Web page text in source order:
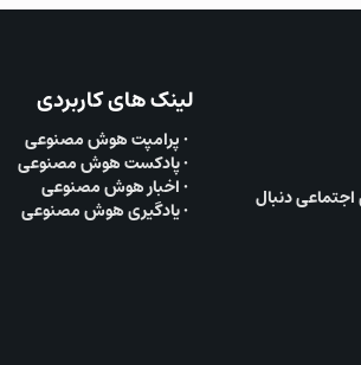
دنبال
لینک های کاربردی
• پرامپت هوش مصنوعی
• پادکست هوش مصنوعی
• اخبار هوش مصنوعی
• یادگیری هوش مصنوعی